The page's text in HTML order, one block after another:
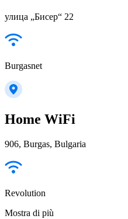
улица „Бисер“ 22
Burgasnet
Home WiFi
906, Burgas, Bulgaria
Revolution
Mostra di più